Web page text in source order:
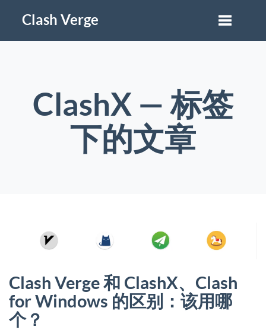
Clash Verge
ClashX — 标签
下的文章
Clash Verge 和 ClashX、Clash
for Windows 的区别：该用哪
个？